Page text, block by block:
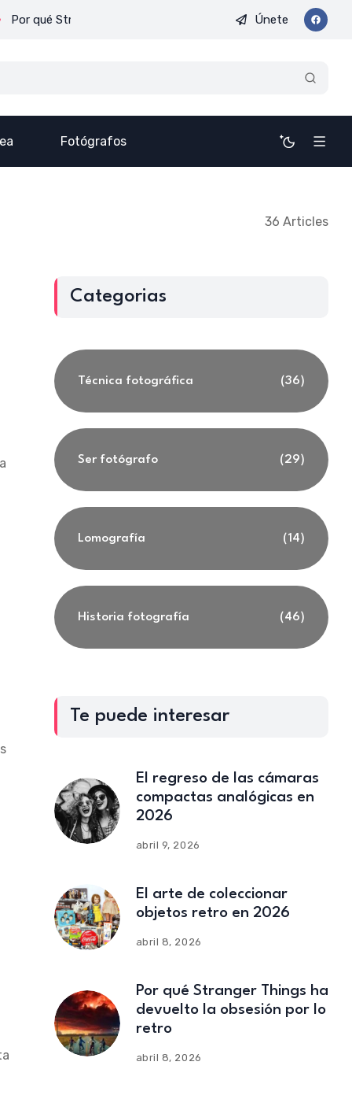
Things ha devuelto la obsesión por lo retro
Únete
Fotógrafos
36 Articles
Categorias
Técnica fotográfica (36)
Ser fotógrafo (29)
Lomografía (14)
Historia fotografía (46)
Te puede interesar
El regreso de las cámaras
compactas analógicas en
2026
abril 9, 2026
El arte de coleccionar
objetos retro en 2026
abril 8, 2026
Por qué Stranger Things ha
devuelto la obsesión por lo
retro
abril 8, 2026